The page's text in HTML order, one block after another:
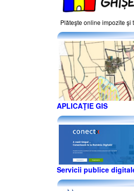
Plăteşte online impozite şi
APLICAŢIE GIS
Servicii publice